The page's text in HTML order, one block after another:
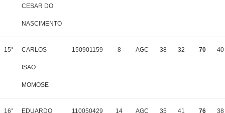
CESAR DO
NASCIMENTO
15° CARLOS
ISAO
MOMOSE
150901159 8 AGC 38 32 70 40
16° EDUARDO 110050429 14 AGC 35 41 76 38